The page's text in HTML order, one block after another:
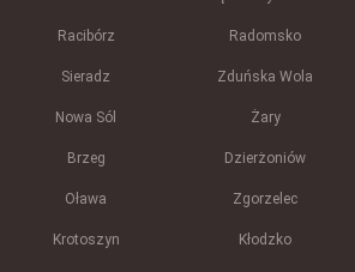
Racibórz Radomsko
Sieradz Zduńska Wola
Nowa Sól Żary
Brzeg Dzierżoniów
Oława Zgorzelec
Krotoszyn Kłodzko